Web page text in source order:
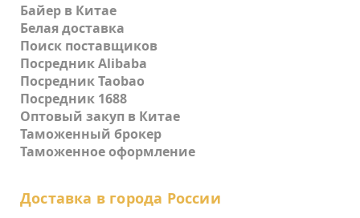
Байер в Китае
Белая доставка
Поиск поставщиков
Посредник Alibaba
Посредник Taobao
Посредник 1688
Оптовый закуп в Китае
Таможенный брокер
Таможенное оформление
Доставка в города России